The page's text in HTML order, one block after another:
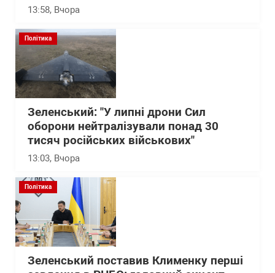
13:58, Вчора
Політика
Зеленський: "У липні дрони Сил
оборони нейтралізували понад 30
тисяч російських військових"
13:03, Вчора
Політика
Зеленський поставив Клименку перші